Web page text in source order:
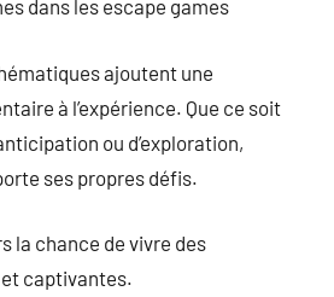
dans les escape games
ajoutent une
à l’expérience. Que ce soit
ou d’exploration,
ses propres défis.
la chance de vivre des
captivantes.